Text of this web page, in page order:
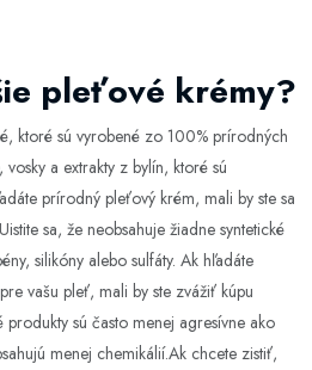
pleťové krémy?
ktoré sú vyrobené zo 100% prírodných
a extrakty z bylín, ktoré sú
prírodný pleťový krém, mali by ste sa
sa, že neobsahuje žiadne syntetické
silikóny alebo sulfáty. Ak hľadáte
vašu pleť, mali by ste zvážiť kúpu
sú často menej agresívne ako
menej chemikálií.Ak chcete zistiť,